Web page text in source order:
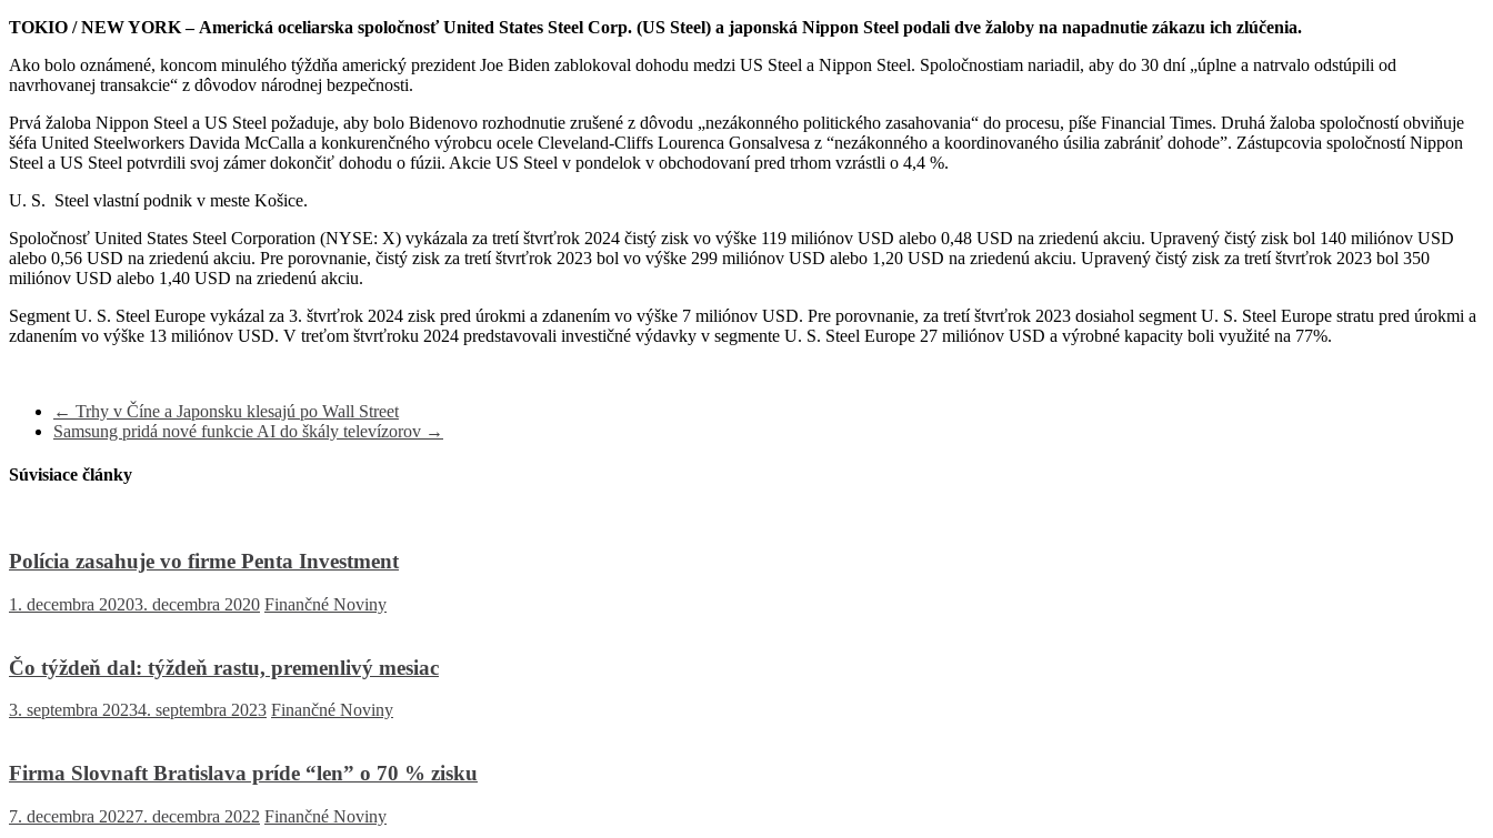
TOKIO / NEW YORK – Americká oceliarska spoločnosť United States Steel Corp. (US Steel) a japonská Nippon Steel podali dve žaloby na napadnutie zákazu ich zlúčenia.
Ako bolo oznámené, koncom minulého týždňa americký prezident Joe Biden zablokoval dohodu medzi US Steel a Nippon Steel. Spoločnostiam nariadil, aby do 30 dní „úplne a natrvalo odstúpili od
navrhovanej transakcie“ z dôvodov národnej bezpečnosti.
Prvá žaloba Nippon Steel a US Steel požaduje, aby bolo Bidenovo rozhodnutie zrušené z dôvodu „nezákonného politického zasahovania“ do procesu, píše Financial Times. Druhá žaloba spoločností obviňuje
šéfa United Steelworkers Davida McCalla a konkurenčného výrobcu ocele Cleveland-Cliffs Lourenca Gonsalvesa z “nezákonného a koordinovaného úsilia zabrániť dohode”. Zástupcovia spoločností Nippon
Steel a US Steel potvrdili svoj zámer dokončiť dohodu o fúzii. Akcie US Steel v pondelok v obchodovaní pred trhom vzrástli o 4,4 %.
U. S. Steel vlastní podnik v meste Košice.
Spoločnosť United States Steel Corporation (NYSE: X) vykázala za tretí štvrťrok 2024 čistý zisk vo výške 119 miliónov USD alebo 0,48 USD na zriedenú akciu. Upravený čistý zisk bol 140 miliónov USD
alebo 0,56 USD na zriedenú akciu. Pre porovnanie, čistý zisk za tretí štvrťrok 2023 bol vo výške 299 miliónov USD alebo 1,20 USD na zriedenú akciu. Upravený čistý zisk za tretí štvrťrok 2023 bol 350
miliónov USD alebo 1,40 USD na zriedenú akciu.
Segment U. S. Steel Europe vykázal za 3. štvrťrok 2024 zisk pred úrokmi a zdanením vo výške 7 miliónov USD. Pre porovnanie, za tretí štvrťrok 2023 dosiahol segment U. S. Steel Europe stratu pred úrokmi a
zdanením vo výške 13 miliónov USD. V treťom štvrťroku 2024 predstavovali investičné výdavky v segmente U. S. Steel Europe 27 miliónov USD a výrobné kapacity boli využité na 77%.
← Trhy v Číne a Japonsku klesajú po Wall Street
Samsung pridá nové funkcie AI do škály televízorov →
Súvisiace články
Polícia zasahuje vo firme Penta Investment
1. decembra 20203. decembra 2020 Finančné Noviny
Čo týždeň dal: týždeň rastu, premenlivý mesiac
3. septembra 20234. septembra 2023 Finančné Noviny
Firma Slovnaft Bratislava príde “len” o 70 % zisku
7. decembra 20227. decembra 2022 Finančné Noviny